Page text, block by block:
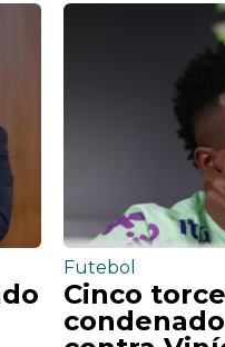
Futebol
Cinco